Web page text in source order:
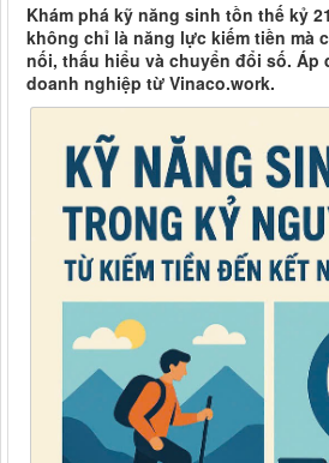
Khám phá kỹ năng sinh tồn thế kỷ
không chỉ là năng lực kiếm tiền mà
nối, thấu hiểu và chuyển đổi số. Áp
doanh nghiệp từ Vinaco.work.